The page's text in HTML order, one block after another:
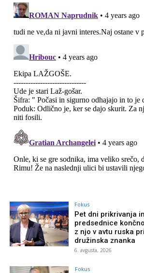
Fokus
Pet dni prikrivanja
predsednice
z njo v avtu ruska
družinska znanka
6. avgusta, 2026
Fokus